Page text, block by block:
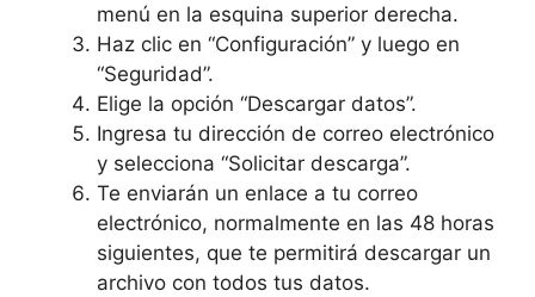
menú en la esquina superior derecha.
Haz clic en “Configuración” y luego en
“Seguridad”.
Elige la opción “Descargar datos”.
Ingresa tu dirección de correo electrónico
y selecciona “Solicitar descarga”.
Te enviarán un enlace a tu correo
electrónico, normalmente en las 48 horas
siguientes, que te permitirá descargar un
archivo con todos tus datos.